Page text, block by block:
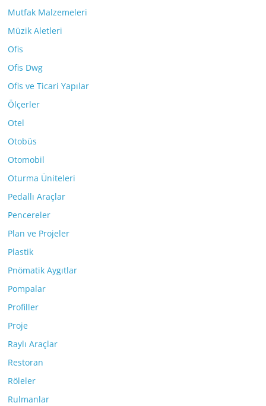
Mutfak Malzemeleri
Müzik Aletleri
Ofis
Ofis Dwg
Ofis ve Ticari Yapılar
Ölçerler
Otel
Otobüs
Otomobil
Oturma Üniteleri
Pedallı Araçlar
Pencereler
Plan ve Projeler
Plastik
Pnömatik Aygıtlar
Pompalar
Profiller
Proje
Raylı Araçlar
Restoran
Röleler
Rulmanlar